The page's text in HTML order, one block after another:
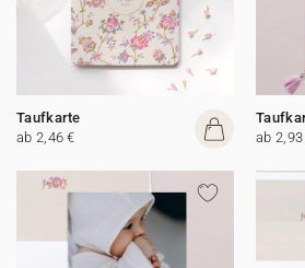
Taufkarte
ab 2,46 €
ab 2,93